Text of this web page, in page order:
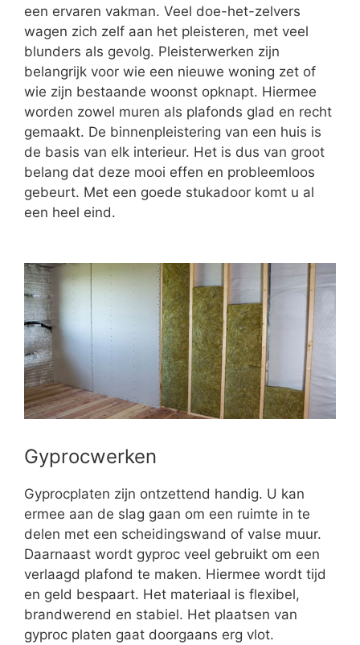
een ervaren vakman. Veel doe-het-zelvers
wagen zich zelf aan het pleisteren, met veel
blunders als gevolg. Pleisterwerken zijn
belangrijk voor wie een nieuwe woning zet of
wie zijn bestaande woonst opknapt. Hiermee
worden zowel muren als plafonds glad en recht
gemaakt. De binnenpleistering van een huis is
de basis van elk interieur. Het is dus van groot
belang dat deze mooi effen en probleemloos
gebeurt. Met een goede stukadoor komt u al
een heel eind.
Gyprocwerken
Gyprocplaten zijn ontzettend handig. U kan
ermee aan de slag gaan om een ruimte in te
delen met een scheidingswand of valse muur.
Daarnaast wordt gyproc veel gebruikt om een
verlaagd plafond te maken. Hiermee wordt tijd
en geld bespaart. Het materiaal is flexibel,
brandwerend en stabiel. Het plaatsen van
gyproc platen gaat doorgaans erg vlot.